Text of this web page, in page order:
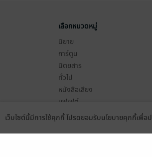
เลือกหมวดหมู่
นิยาย
การ์ตูน
นิตยสาร
ทั่วไป
หนังสือเสียง
บุฟเฟต์
เว็บไซต์นี้มีการใช้คุกกี้ โปรดยอมรับนโยบายคุกกี้เ